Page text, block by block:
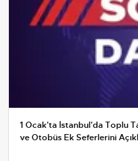
1 Ocak'ta İstanbul'da Toplu
ve Otobüs Ek Seferlerini